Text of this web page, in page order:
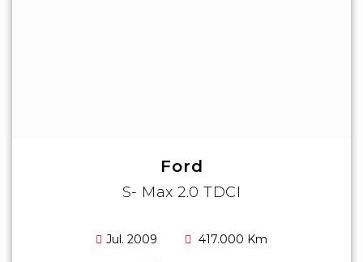
Ford
S- Max 2.0 TDCI
Jul. 2009 417.000 Km